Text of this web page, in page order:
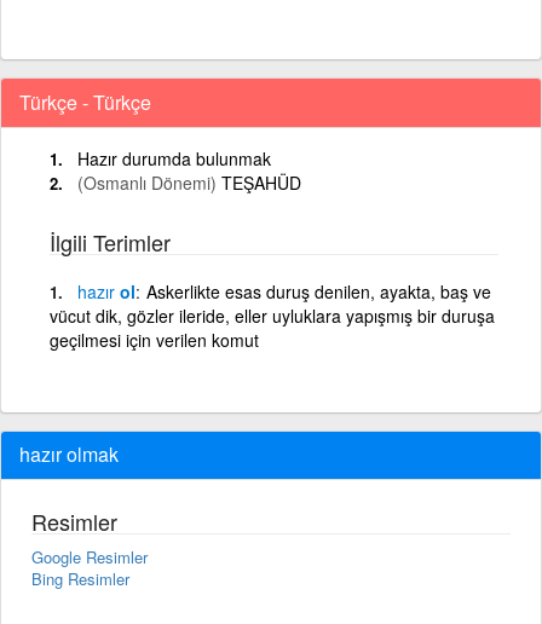
Türkçe - Türkçe
Hazır durumda bulunmak
(Osmanlı Dönemi) TEŞAHÜD
İlgili Terimler
hazır ol Askerlikte esas duruş denilen, ayakta, baş ve
vücut dik, gözler ileride, eller uyluklara yapışmış bir duruşa
geçilmesi için verilen komut
hazır olmak
Resimler
Google Resimler
Bing Resimler